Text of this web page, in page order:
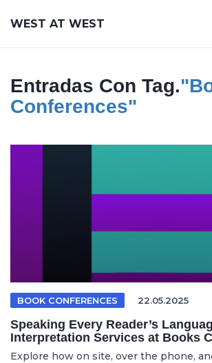
WEST AT WEST
Entradas Con Tag.
Conferences"
BOOK CONFERENCES 22.05.2025
Speaking Every Reader’s
Interpretation Services at Books
Explore how on site, over the phone,